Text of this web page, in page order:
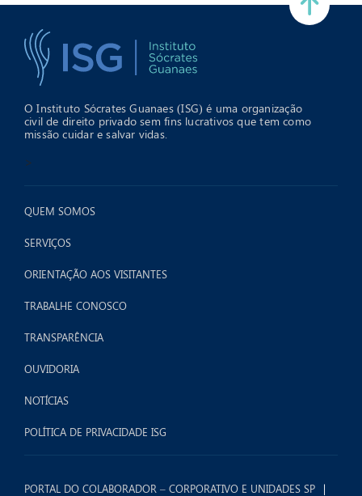
O Instituto Sócrates Guanaes (ISG) é uma organização
civil de direito privado sem fins lucrativos que tem como
missão cuidar e salvar vidas.
>
QUEM SOMOS
SERVIÇOS
ORIENTAÇÃO AOS VISITANTES
TRABALHE CONOSCO
TRANSPARÊNCIA
OUVIDORIA
NOTÍCIAS
POLÍTICA DE PRIVACIDADE ISG
PORTAL DO COLABORADOR – CORPORATIVO E UNIDADES SP